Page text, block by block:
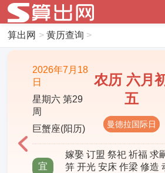
算出网 > 黄历查询 >
2026年7月18
日
星期六 第29
周
巨蟹座(阳历)
农历 六月
五
曼德拉国际日
宜
嫁娶 订盟 祭祀 祈福 求
笄 开光 安床 作梁 修造